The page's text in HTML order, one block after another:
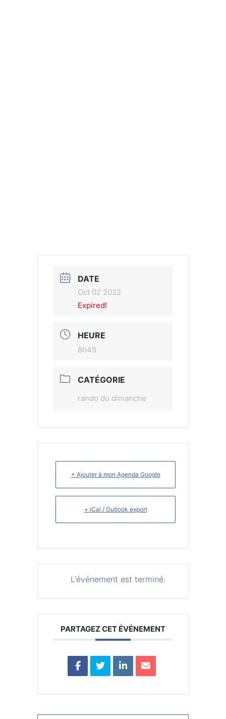
DATE
Oct 02 2022
Expired!
HEURE
8h45
CATÉGORIE
rando du dimanche
+ Ajouter à mon Agenda Google
+ iCal / Outlook export
L'événement est terminé.
PARTAGEZ CET ÉVÉNEMENT